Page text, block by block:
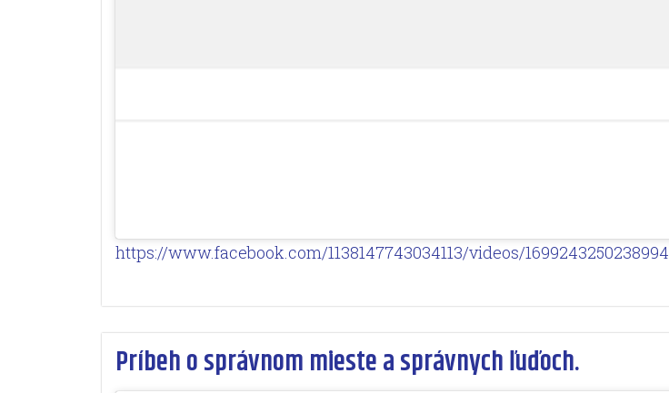
https://www.facebook.com/1138147743034113/videos/1699243250238994
Príbeh o správnom mieste a správnych ľuďoch.